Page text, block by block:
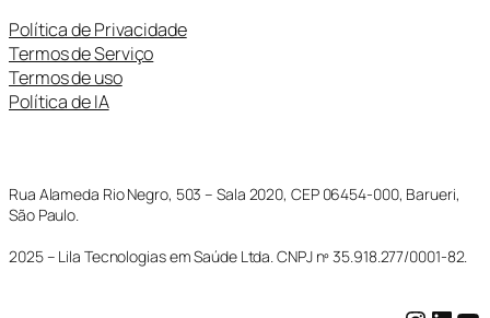
Política de Privacidade
Termos de Serviço
Termos de uso
Política de IA
Rua Alameda Rio Negro, 503 – Sala 2020, CEP 06454-000, Barueri,
São Paulo.
2025 – Lila Tecnologias em Saúde Ltda. CNPJ nº 35.918.277/0001-82.